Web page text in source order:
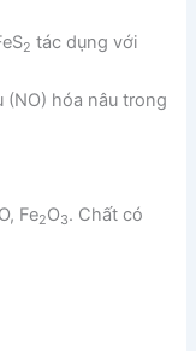
2 tác dụng với
(NO) hóa nâu trong
Fe2O3. Chất có